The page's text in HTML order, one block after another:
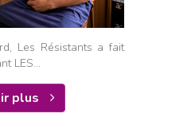
Les Résistants a fait
LES...
plus